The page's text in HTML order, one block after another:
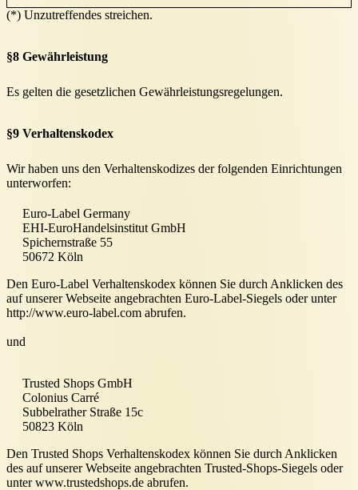
(*) Unzutreffendes streichen.
§8 Gewährleistung
Es gelten die gesetzlichen Gewährleistungsregelungen.
§9 Verhaltenskodex
Wir haben uns den Verhaltenskodizes der folgenden Einrichtungen
unterworfen:
Euro-Label Germany
EHI-EuroHandelsinstitut GmbH
Spichernstraße 55
50672 Köln
Den Euro-Label Verhaltenskodex können Sie durch Anklicken des
auf unserer Webseite angebrachten Euro-Label-Siegels oder unter
http://www.euro-label.com abrufen.
und
Trusted Shops GmbH
Colonius Carré
Subbelrather Straße 15c
50823 Köln
Den Trusted Shops Verhaltenskodex können Sie durch Anklicken
des auf unserer Webseite angebrachten Trusted-Shops-Siegels oder
unter www.trustedshops.de abrufen.